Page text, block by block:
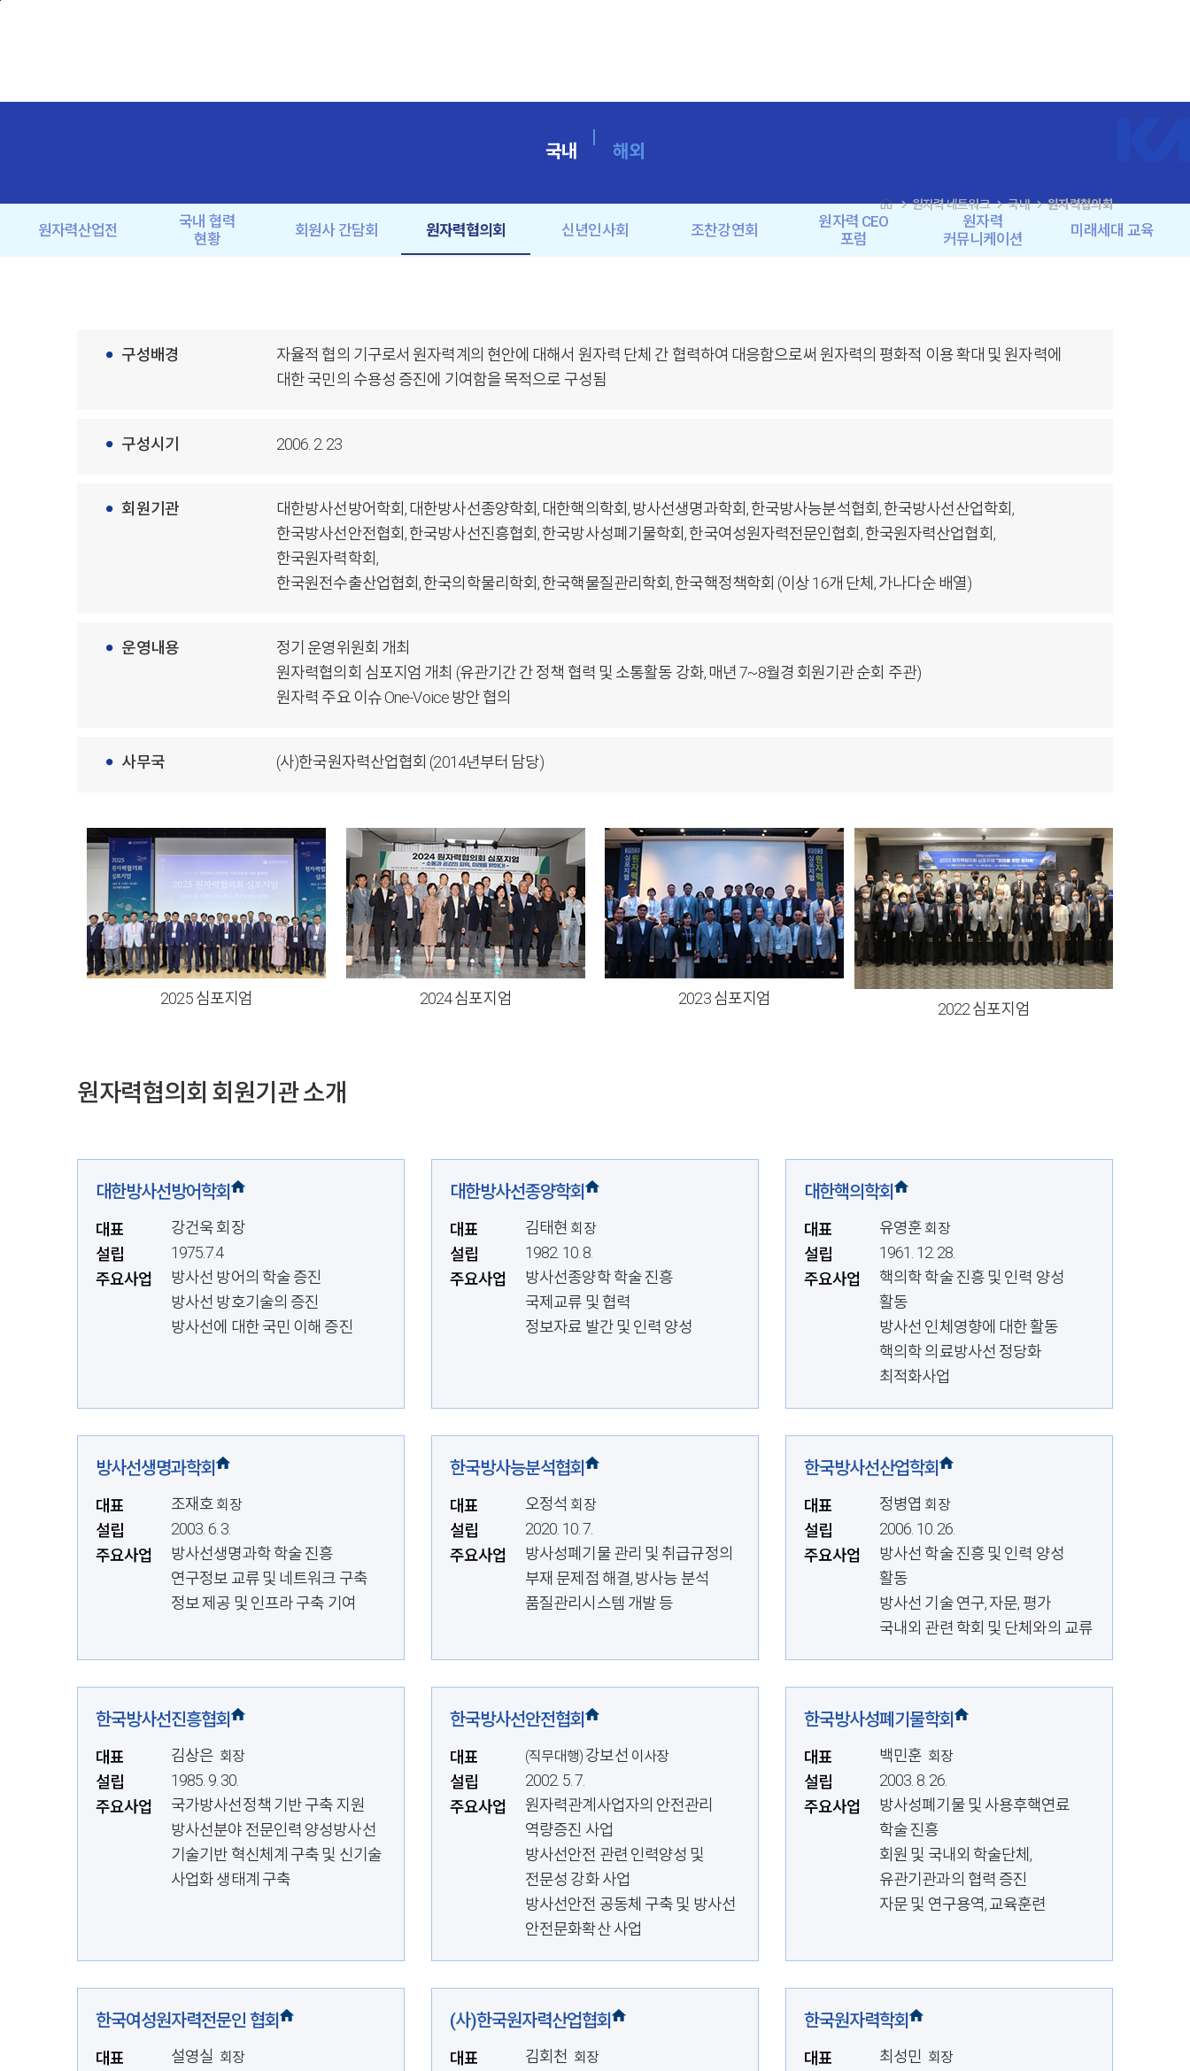
국내 해외
원자력산업전
국내 협력
현황
회원사 간담회 원자력협의회 신년인사회 조찬강연회
원자력 CEO
포럼
원자력
커뮤니케이션
미래세대 교육
navigate_next원자력 네트워크navigate_next국내navigate_next원자력협의회
구성배경
자율적 협의 기구로서 원자력계의 현안에 대해서 원자력 단체 간 협력하여 대응함으로써 원자력의 평화적 이용 확대 및 원자력에
대한 국민의 수용성 증진에 기여함을 목적으로 구성됨
구성시기 2006. 2. 23
회원기관
대한방사선방어학회, 대한방사선종양학회, 대한핵의학회, 방사선생명과학회, 한국방사능분석협회, 한국방사선산업학회,
한국방사선안전협회, 한국방사선진흥협회, 한국방사성폐기물학회, 한국여성원자력전문인협회, 한국원자력산업협회,
한국원자력학회,
한국원전수출산업협회, 한국의학물리학회, 한국핵물질관리학회, 한국핵정책학회 (이상 16개 단체, 가나다순 배열)
운영내용
정기 운영위원회 개최
원자력협의회 심포지엄 개최 (유관기간 간 정책 협력 및 소통활동 강화, 매년 7~8월경 회원기관 순회 주관)
원자력 주요 이슈 One-Voice 방안 협의
사무국 (사)한국원자력산업협회 (2014년부터 담당)
2025 심포지엄 2024 심포지엄 2023 심포지엄
2022 심포지엄
원자력협의회 회원기관 소개
대한방사선방어학회
대표
강건욱 회장
설립
1975.7.4
주요사업
방사선 방어의 학술 증진
방사선 방호기술의 증진
방사선에 대한 국민 이해 증진
대한방사선종양학회
대표 김태현 회장
설립
1982. 10. 8.
주요사업
방사선종양학 학술 진흥
국제교류 및 협력
정보자료 발간 및 인력 양성
대한핵의학회
대표 유영훈 회장
설립
1961. 12. 28.
주요사업
핵의학 학술 진흥 및 인력 양성
활동
방사선 인체영향에 대한 활동
핵의학 의료방사선 정당화
최적화사업
방사선생명과학회
대표 조재호 회장
설립
2003. 6. 3.
주요사업
방사선생명과학 학술 진흥
연구정보 교류 및 네트워크 구축
정보 제공 및 인프라 구축 기여
한국방사능분석협회
대표 오정석 회장
설립
2020. 10. 7.
주요사업
방사성폐기물 관리 및 취급규정의
부재 문제점 해결, 방사능 분석
품질관리시스템 개발 등
한국방사선산업학회
대표 정병엽 회장
설립
2006. 10. 26.
주요사업
방사선 학술 진흥 및 인력 양성
활동
방사선 기술 연구, 자문, 평가
국내외 관련 학회 및 단체와의 교류
한국방사선진흥협회
대표 김상은 회장
설립
1985. 9. 30.
주요사업
국가방사선정책 기반 구축 지원
방사선분야 전문인력 양성방사선
기술기반 혁신체계 구축 및 신기술
사업화 생태계 구축
한국방사선안전협회
대표 (직무대행) 강보선 이사장
설립
2002. 5. 7.
주요사업
원자력관계사업자의 안전관리
역량증진 사업
방사선안전 관련 인력양성 및
전문성 강화 사업
방사선안전 공동체 구축 및 방사선
안전문화확산 사업
한국방사성폐기물학회
대표 백민훈 회장
설립
2003. 8. 26.
주요사업
방사성폐기물 및 사용후핵연료
학술 진흥
회원 및 국내외 학술단체,
유관기관과의 협력 증진
자문 및 연구용역, 교육훈련
한국여성원자력전문인 협회
대표 설영실 회장
(사)한국원자력산업협회
대표 김회천 회장
한국원자력학회
대표 최성민 회장